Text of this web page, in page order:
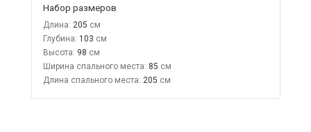
Набор размеров
Длина: 205
Глубина: 103
Высота: 98
Ширина спального места: 85
Длина спального места: 205